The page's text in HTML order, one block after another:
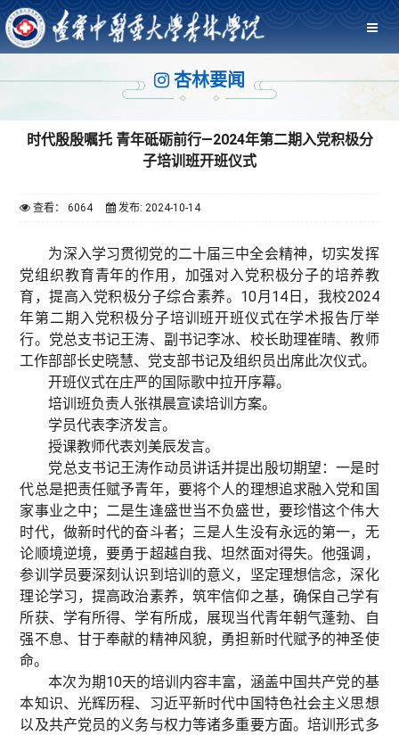
杏林要闻
时代殷殷嘱托 青年砥砺前行—2024年第二期入党积极分
子培训班开班仪式
查看： 6064 发布: 2024-10-14
为深入学习贯彻党的二十届三中全会精神，切实发挥
党组织教育青年的作用，加强对入党积极分子的培养教
育，提高入党积极分子综合素养。10月14日，我校2024
年第二期入党积极分子培训班开班仪式在学术报告厅举
行。党总支书记王涛、副书记李冰、校长助理崔晴、教师
工作部部长史晓慧、党支部书记及组织员出席此次仪式。
开班仪式在庄严的国际歌中拉开序幕。
培训班负责人张祺晨宣读培训方案。
学员代表李济发言。
授课教师代表刘美辰发言。
党总支书记王涛作动员讲话并提出殷切期望：一是时
代总是把责任赋予青年，要将个人的理想追求融入党和国
家事业之中；二是生逢盛世当不负盛世，要珍惜这个伟大
时代，做新时代的奋斗者；三是人生没有永远的第一，无
论顺境逆境，要勇于超越自我、坦然面对得失。他强调，
参训学员要深刻认识到培训的意义，坚定理想信念，深化
理论学习，提高政治素养，筑牢信仰之基，确保自己学有
所获、学有所得、学有所成，展现当代青年朝气蓬勃、自
强不息、甘于奉献的精神风貌，勇担新时代赋予的神圣使
命。
本次为期10天的培训内容丰富，涵盖中国共产党的基
本知识、光辉历程、习近平新时代中国特色社会主义思想
以及共产党员的义务与权力等诸多重要方面。培训形式多